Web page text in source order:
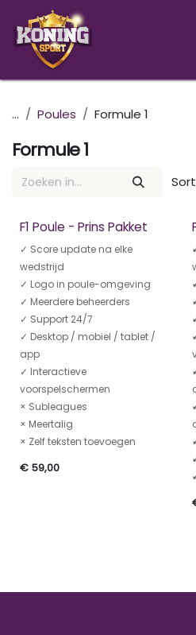
Overslaan naar inhoud
... Poules Formule 1
Formule 1
Meest gekozen
F1 Poule - Prins Pakket
✓ Score update na elke
wedstrijd
✓ Logo in poule-omgeving
✓ Meerdere beheerders
✓ Support 24/7
✓ Desktop / mobiel / tablet /
app
✓ Interactieve
voorspelschermen
× Subleagues
× Meertalig
× Zelf teksten toevoegen
€ 59,00